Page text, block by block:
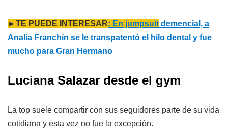
►TE PUEDE INTERESAR: En jumpsuit demencial, a
Analía Franchín se le transpatentó el hilo dental y fue
mucho para Gran Hermano
Luciana Salazar desde el gym
La top suele compartir con sus seguidores parte de su vida
cotidiana y esta vez no fue la excepción.